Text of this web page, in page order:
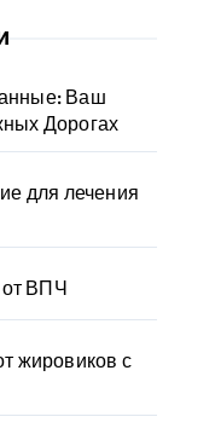
Ваш
Дорогах
для лечения
от ВПЧ
жировиков с